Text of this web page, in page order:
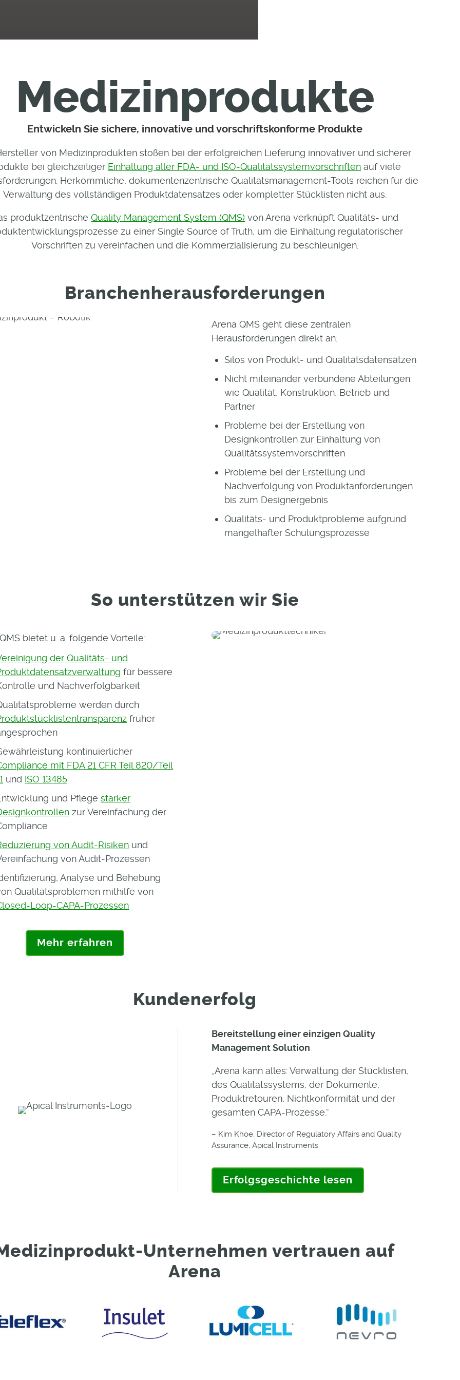
Medizinprodukte
Entwickeln Sie sichere, innovative und vorschriftskonforme Produkte
von Medizinprodukten stoßen bei der erfolgreichen Lieferung innovativer und sicherer
bei gleichzeitiger Einhaltung aller FDA- und ISO-Qualitätssystemvorschriftenauf viele
Herkömmliche, dokumentenzentrische Qualitätsmanagement-Tools reichen für die
Verwaltung des vollständigen Produktdatensatzes oder kompletter Stücklisten nicht aus.
produktzentrischeQuality Management System (QMS) von Arena verknüpft Qualitäts- und
zu einer Single Source of Truth, um die Einhaltung regulatorischer
Vorschriften zu vereinfachen und die Kommerzialisierung zu beschleunigen.
Branchenherausforderungen
Arena QMS geht diese zentralen
Herausforderungen direkt an:
Silos von Produkt- und Qualitätsdatensätzen
Nicht miteinander verbundene Abteilungen
wie Qualität, Konstruktion, Betrieb und
Partner
Probleme bei der Erstellung von
Designkontrollen zur Einhaltung von
Qualitätssystemvorschriften
Probleme bei der Erstellung und
Nachverfolgung von Produktanforderungen
bis zum Designergebnis
Qualitäts- und Produktprobleme aufgrund
mangelhafter Schulungsprozesse
So unterstützen wir Sie
bietet u. a. folgende Vorteile:
der Qualitäts- und
für bessere
und Nachverfolgbarkeit
werden durch
früher
kontinuierlicher
mit FDA 21 CFR Teil 820/Teil
und ISO 13485
und Pflege starker
zur Vereinfachung der
von Audit-Risiken und
von Audit-Prozessen
Analyse und Behebung
Qualitätsproblemen mithilfe von
Loop-CAPA-Prozessen
Mehr erfahren
Kundenerfolg
Bereitstellung einer einzigen Quality
Management Solution
„Arena kann alles: Verwaltung der Stücklisten,
des Qualitätssystems, der Dokumente,
Produktretouren, Nichtkonformität und der
gesamten CAPA-Prozesse.“
– Kim Khoe, Director of Regulatory Affairs and Quality
Assurance, Apical Instruments
Erfolgsgeschichte lesen
Unternehmen vertrauen auf
Arena